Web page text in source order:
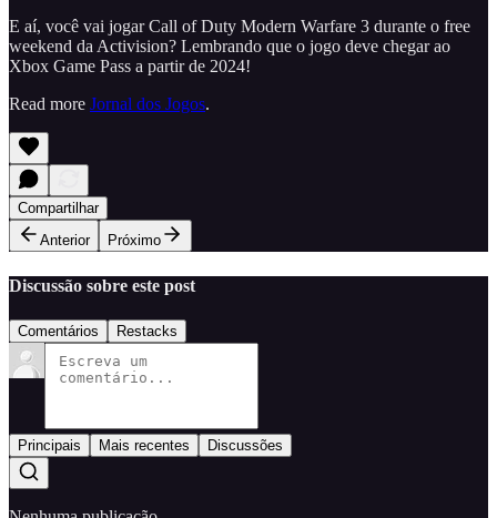
E aí, você vai jogar Call of Duty Modern Warfare 3 durante o free
weekend da Activision? Lembrando que o jogo deve chegar ao
Xbox Game Pass a partir de 2024!
Read more Jornal dos Jogos.
Compartilhar
Anterior
Próximo
Discussão sobre este post
Comentários Restacks
Principais Mais recentes Discussões